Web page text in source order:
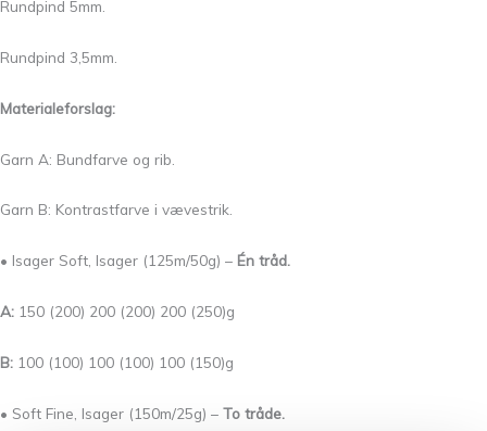
Rundpind 5mm.
Rundpind 3,5mm.
Materialeforslag:
Garn A: Bundfarve og rib.
Garn B: Kontrastfarve i vævestrik.
• Isager Soft, Isager (125m/50g) – Én tråd.
A: 150 (200) 200 (200) 200 (250)g
B: 100 (100) 100 (100) 100 (150)g
• Soft Fine, Isager (150m/25g) – To tråde.